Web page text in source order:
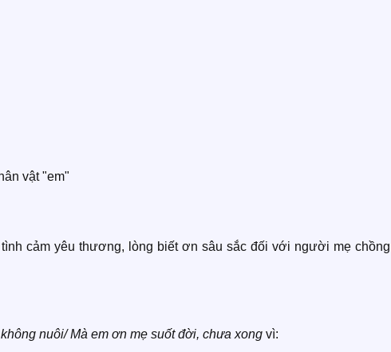
vật "em"
cảm yêu thương, lòng biết ơn sâu sắc đối với người mẹ chồng
nuôi/ Mà em ơn mẹ suốt đời, chưa xong vì: